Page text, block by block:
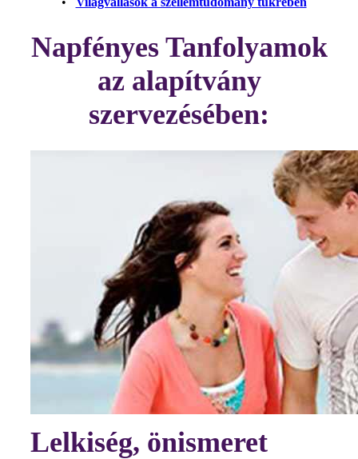
Napfényes Tanfolyamok
az alapítvány
szervezésében:
Lelkiség, önismeret